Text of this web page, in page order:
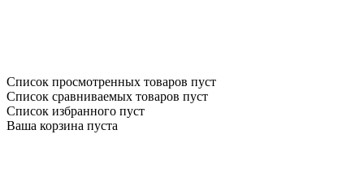
Список просмотренных товаров пуст
Список сравниваемых товаров пуст
Список избранного пуст
Ваша корзина пуста